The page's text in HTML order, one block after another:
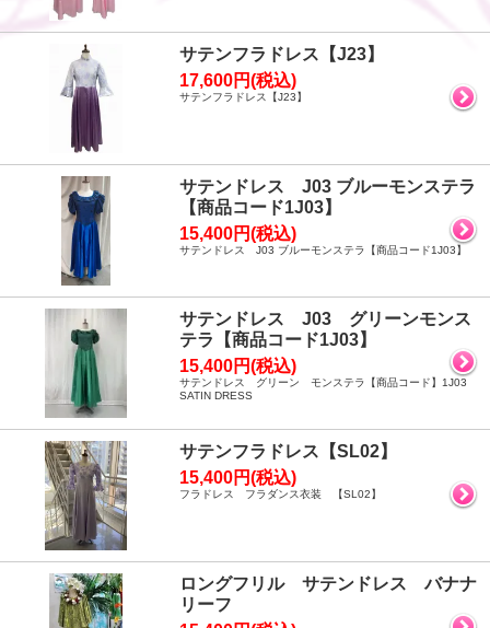
サテンフラドレス【J23】
17,600円(税込)
サテンフラドレス【J23】
サテンドレス J03 ブルーモンステラ
【商品コード1J03】
15,400円(税込)
サテンドレス J03 ブルーモンステラ【商品コード1J03】
サテンドレス J03 グリーンモンス
テラ【商品コード1J03】
15,400円(税込)
サテンドレス グリーン モンステラ【商品コード】1J03
SATIN DRESS
サテンフラドレス【SL02】
15,400円(税込)
フラドレス フラダンス衣装 【SL02】
ロングフリル サテンドレス バナナ
リーフ